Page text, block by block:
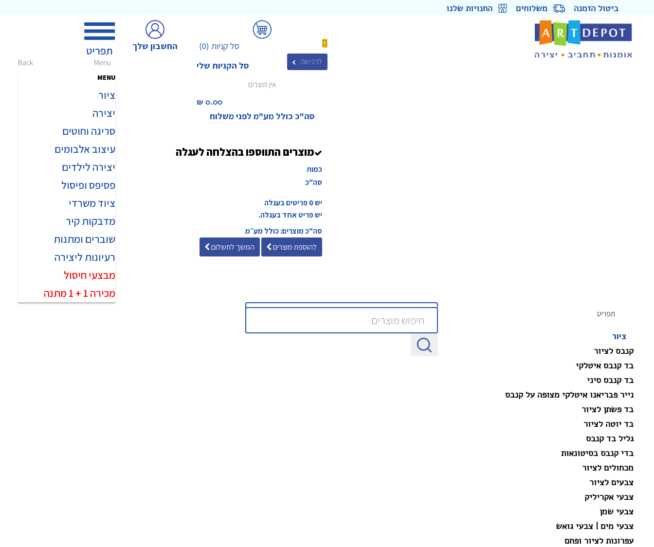
ביטול הזמנה משלוחים החנויות שלנו
Menu
Back
MENU
ציור
יצירה
סריגה וחוטים
עיצוב אלבומים
יצירה לילדים
פסיפס ופיסול
ציוד משרדי
מדבקות קיר
שוברים ומתנות
מבצעי חיסול
רעיונות ליצירה
מכירה 1 + 1 מתנה
החשבון שלך (0) סל קניות
סל הקניות שלי
לרכישה
אין מוצרים
0.00 ₪‎
סה"כ כולל מע"מ לפני משלוח
מוצרים התווספו בהצלחה לעגלה
כמות
סה"כ
יש0פריטים בעגלה
יש פריט אחד בעגלה.
סה"כ מוצרים: כולל מע״מ
להוספת מוצרים
המשך לתשלום
תפריט
ציור
קנבס לציור
בד קנבס איטלקי
בד קנבס סיני
נייר פבריאנו איטלקי מצופה על קנבס
בד פשתן לציור
בד יוטה לציור
גליל בד קנבס
בדי קנבס בסיטונאות
מכחולים לציור
צבעים לציור
צבעי אקריליק
צבעי שמן
צבעי מים | צבעי גואש
עפרונות לציור ופחם